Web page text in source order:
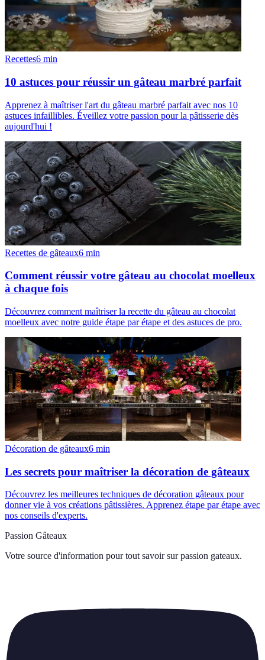
Recettes6 min
10 astuces pour réussir un gâteau marbré parfait
Apprenez à maîtriser l'art du gâteau marbré parfait avec nos 10
astuces infaillibles. Éveillez votre passion pour la pâtisserie dès
aujourd'hui !
Recettes de gâteaux6 min
Comment réussir votre gâteau au chocolat moelleux
à chaque fois
Découvrez comment maîtriser la recette du gâteau au chocolat
moelleux avec notre guide étape par étape et des astuces de pro.
Décoration de gâteaux6 min
Les secrets pour maîtriser la décoration de gâteaux
Découvrez les meilleures techniques de décoration gâteaux pour
donner vie à vos créations pâtissières. Apprenez étape par étape avec
nos conseils d'experts.
Passion Gâteaux
Votre source d'information pour tout savoir sur passion gateaux.